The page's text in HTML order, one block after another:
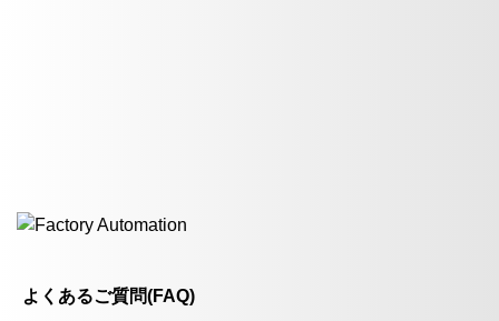
よくあるご質問(FAQ)